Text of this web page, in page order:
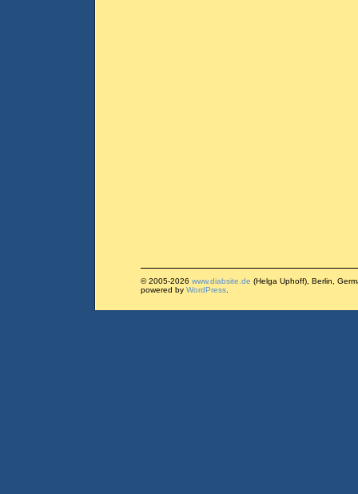
© 2005-2026 www.diabsite.de (Helga Uphoff), Berlin,
powered by WordPress.